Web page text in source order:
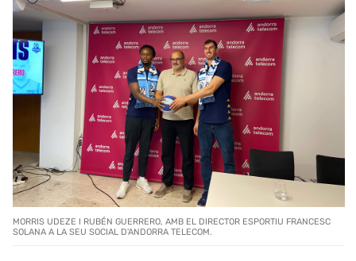
MORRIS UDEZE I RUBÉN GUERRERO, AMB EL DIRECTOR ESPORTIU FRANCESC
SOLANA A LA SEU SOCIAL D'ANDORRA TELECOM.